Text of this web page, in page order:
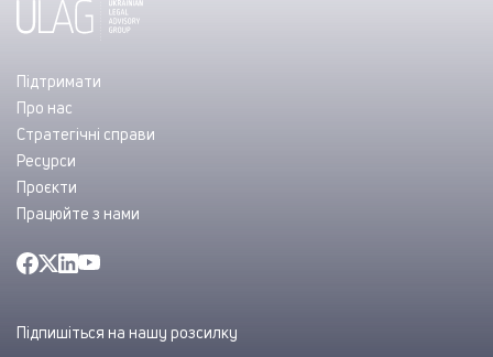
Підтримати
Про нас
Стратегічні справи
Ресурси
Проєкти
Працюйте з нами
Підпишіться на нашу розсилку